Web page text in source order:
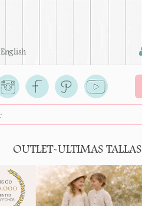
English
OUTLET-ULTIMAS TALLAS